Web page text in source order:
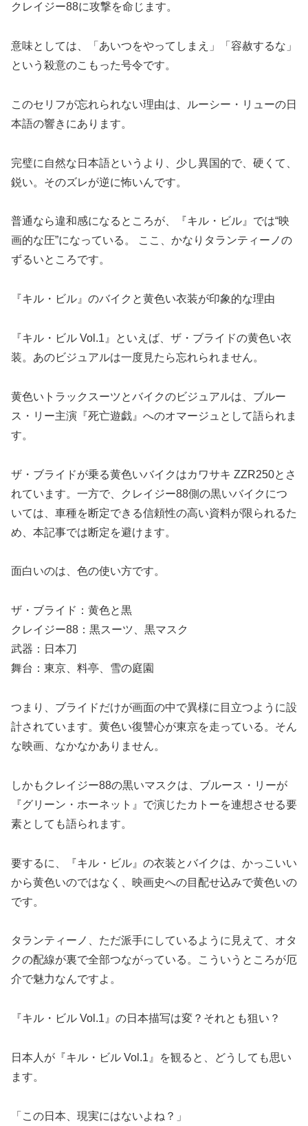
クレイジー88に攻撃を命じます。
意味としては、「あいつをやってしまえ」「容赦するな」
という殺意のこもった号令です。
このセリフが忘れられない理由は、ルーシー・リューの日
本語の響きにあります。
完璧に自然な日本語というより、少し異国的で、硬くて、
鋭い。そのズレが逆に怖いんです。
普通なら違和感になるところが、『キル・ビル』では“映
画的な圧”になっている。 ここ、かなりタランティーノの
ずるいところです。
『キル・ビル』のバイクと黄色い衣装が印象的な理由
『キル・ビル Vol.1』といえば、ザ・ブライドの黄色い衣
装。あのビジュアルは一度見たら忘れられません。
黄色いトラックスーツとバイクのビジュアルは、ブルー
ス・リー主演『死亡遊戯』へのオマージュとして語られま
す。
ザ・ブライドが乗る黄色いバイクはカワサキ ZZR250とさ
れています。一方で、クレイジー88側の黒いバイクにつ
いては、車種を断定できる信頼性の高い資料が限られるた
め、本記事では断定を避けます。
面白いのは、色の使い方です。
ザ・ブライド：黄色と黒
クレイジー88：黒スーツ、黒マスク
武器：日本刀
舞台：東京、料亭、雪の庭園
つまり、ブライドだけが画面の中で異様に目立つように設
計されています。黄色い復讐心が東京を走っている。そん
な映画、なかなかありません。
しかもクレイジー88の黒いマスクは、ブルース・リーが
『グリーン・ホーネット』で演じたカトーを連想させる要
素としても語られます。
要するに、『キル・ビル』の衣装とバイクは、かっこいい
から黄色いのではなく、映画史への目配せ込みで黄色いの
です。
タランティーノ、ただ派手にしているように見えて、オタ
クの配線が裏で全部つながっている。こういうところが厄
介で魅力なんですよ。
『キル・ビル Vol.1』の日本描写は変？それとも狙い？
日本人が『キル・ビル Vol.1』を観ると、どうしても思い
ます。
「この日本、現実にはないよね？」